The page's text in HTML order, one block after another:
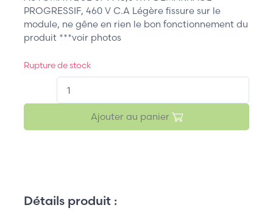
PROGRESSIF, 460 V C.A Légère fissure sur le
module, ne gêne en rien le bon fonctionnement du
produit ***voir photos
Rupture de stock
Ajouter au panier
Détails produit :